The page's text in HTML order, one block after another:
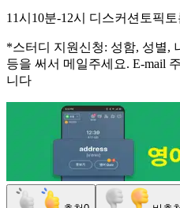
11시10분-12시 디스커션토픽토
*스터디 지원신청: 성함, 성별,
등을 써서 메일주세요. E-mail
니다